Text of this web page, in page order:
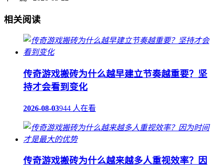
相关阅读
传奇游戏搬砖为什么越早建立节奏越重要？坚
持才会看到变化
2026-08-03944 人在看
传奇游戏搬砖为什么越来越多人重视效率？因